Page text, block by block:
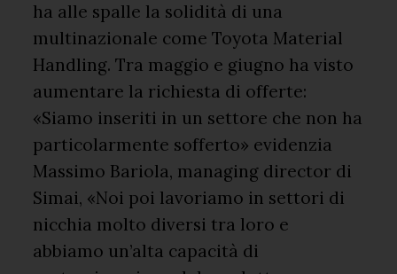
ha alle spalle la solidità di una
multinazionale come Toyota Material
Handling. Tra maggio e giugno ha visto
aumentare la richiesta di offerte:
«Siamo inseriti in un settore che non ha
particolarmente sofferto» evidenzia
Massimo Bariola, managing director di
Simai, «Noi poi lavoriamo in settori di
nicchia molto diversi tra loro e
abbiamo un’alta capacità di